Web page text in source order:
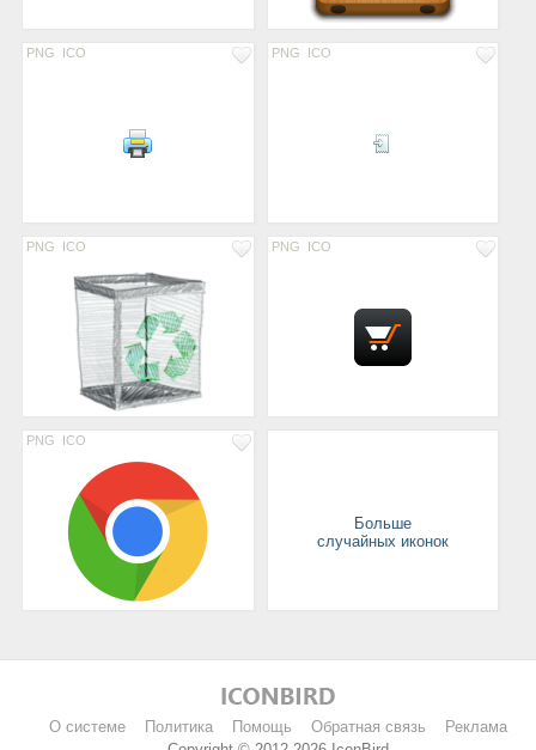
PNG ICO PNG ICO
PNG ICO PNG ICO
PNG ICO
Больше
случайных иконок
О системе Политика Помощь Обратная связь
Реклама